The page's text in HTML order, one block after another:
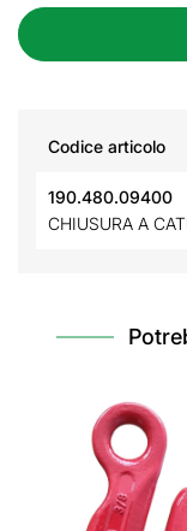
Codice articolo
190.480.09400
CHIUSURA A